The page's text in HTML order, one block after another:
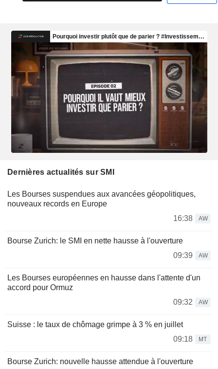
Dernières actualités sur SMI
Les Bourses suspendues aux avancées géopolitiques,
nouveaux records en Europe
16:38
AW
Bourse Zurich: le SMI en nette hausse à l'ouverture
09:39
AW
Les Bourses européennes en hausse dans l'attente d'un
accord pour Ormuz
09:32
AW
Suisse : le taux de chômage grimpe à 3 % en juillet
09:18
MT
Bourse Zurich: nouvelle hausse attendue à l'ouverture